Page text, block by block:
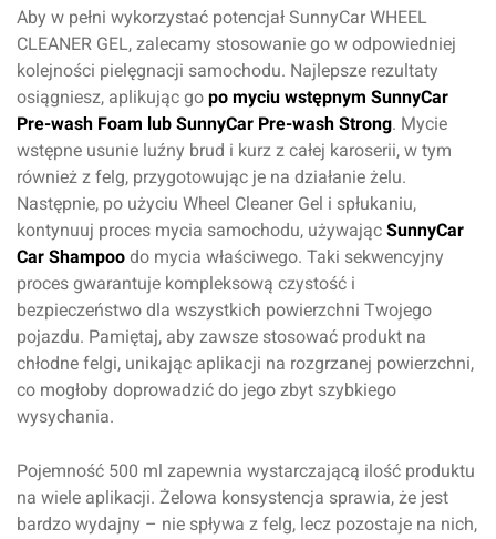
Aby w pełni wykorzystać potencjał SunnyCar WHEEL
CLEANER GEL, zalecamy stosowanie go w odpowiedniej
kolejności pielęgnacji samochodu. Najlepsze rezultaty
osiągniesz, aplikując go po myciu wstępnym SunnyCar
Pre-wash Foam lub SunnyCar Pre-wash Strong. Mycie
wstępne usunie luźny brud i kurz z całej karoserii, w tym
również z felg, przygotowując je na działanie żelu.
Następnie, po użyciu Wheel Cleaner Gel i spłukaniu,
kontynuuj proces mycia samochodu, używając SunnyCar
Car Shampoo do mycia właściwego. Taki sekwencyjny
proces gwarantuje kompleksową czystość i
bezpieczeństwo dla wszystkich powierzchni Twojego
pojazdu. Pamiętaj, aby zawsze stosować produkt na
chłodne felgi, unikając aplikacji na rozgrzanej powierzchni,
co mogłoby doprowadzić do jego zbyt szybkiego
wysychania.
Pojemność 500 ml zapewnia wystarczającą ilość produktu
na wiele aplikacji. Żelowa konsystencja sprawia, że jest
bardzo wydajny – nie spływa z felg, lecz pozostaje na nich,